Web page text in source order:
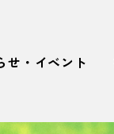
せ・イベント